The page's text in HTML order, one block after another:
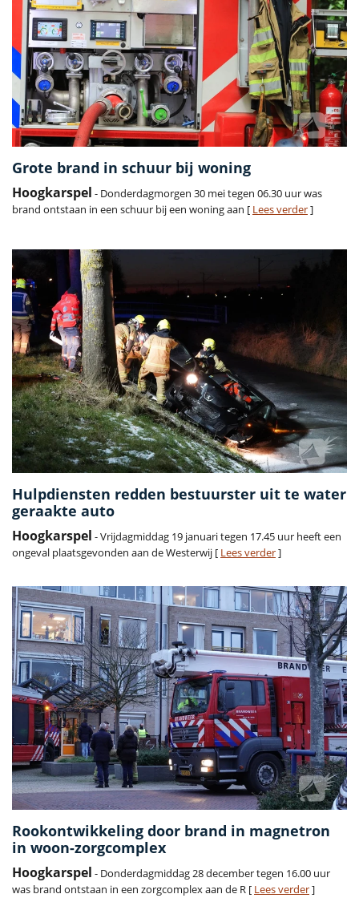
Grote brand in schuur bij woning
Hoogkarspel - Donderdagmorgen 30 mei tegen 06.30 uur was
brand ontstaan in een schuur bij een woning aan [ Lees verder]
Hulpdiensten redden bestuurster uit te water
geraakte auto
Hoogkarspel - Vrijdagmiddag 19 januari tegen 17.45 uur heeft een
ongeval plaatsgevonden aan de Westerwij [ Lees verder]
Rookontwikkeling door brand in magnetron
in woon-zorgcomplex
Hoogkarspel - Donderdagmiddag 28 december tegen 16.00 uur
was brand ontstaan in een zorgcomplex aan de R [ Lees verder]